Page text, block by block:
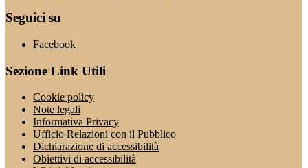
Seguici su
Facebook
Sezione Link Utili
Cookie policy
Note legali
Informativa Privacy
Ufficio Relazioni con il Pubblico
Dichiarazione di accessibilità
Obiettivi di accessibilità